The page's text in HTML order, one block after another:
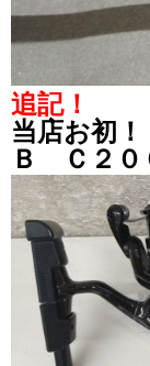
追記！
当店お初
Ｂ Ｃ２０